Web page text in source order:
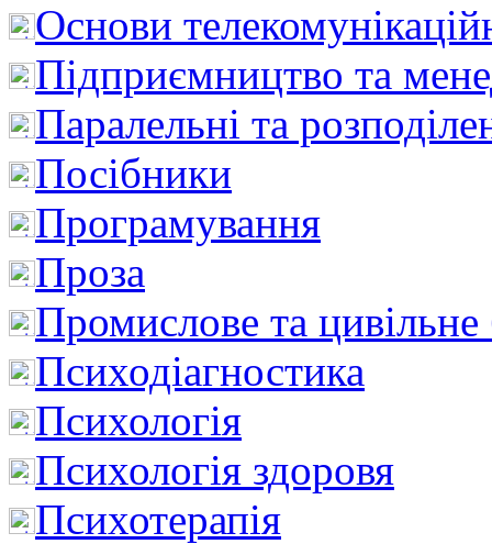
Основи
Підприємництво та
Паралельні та
Посібники
Програмування
Проза
Промислове та цивільне
Психодіагностика
Психологія
Психологія здоровя
Психотерапія